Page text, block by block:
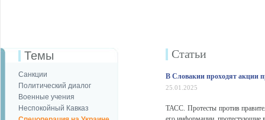
Темы
Санкции
Политический диалог
Военные учения
Неспокойный Кавказ
Статьи
В Словакии проходят акции
25.01.2025
ТАСС. Протесты против